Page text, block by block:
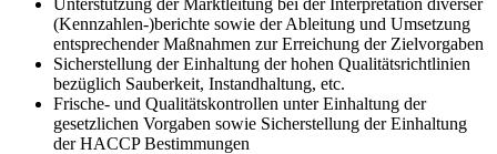
Unterstützung der Marktleitung bei der Interpretation diverser
(Kennzahlen-)berichte sowie der Ableitung und Umsetzung
entsprechender Maßnahmen zur Erreichung der Zielvorgaben
Sicherstellung der Einhaltung der hohen Qualitätsrichtlinien
bezüglich Sauberkeit, Instandhaltung, etc.
Frische- und Qualitätskontrollen unter Einhaltung der
gesetzlichen Vorgaben sowie Sicherstellung der Einhaltung
der HACCP Bestimmungen